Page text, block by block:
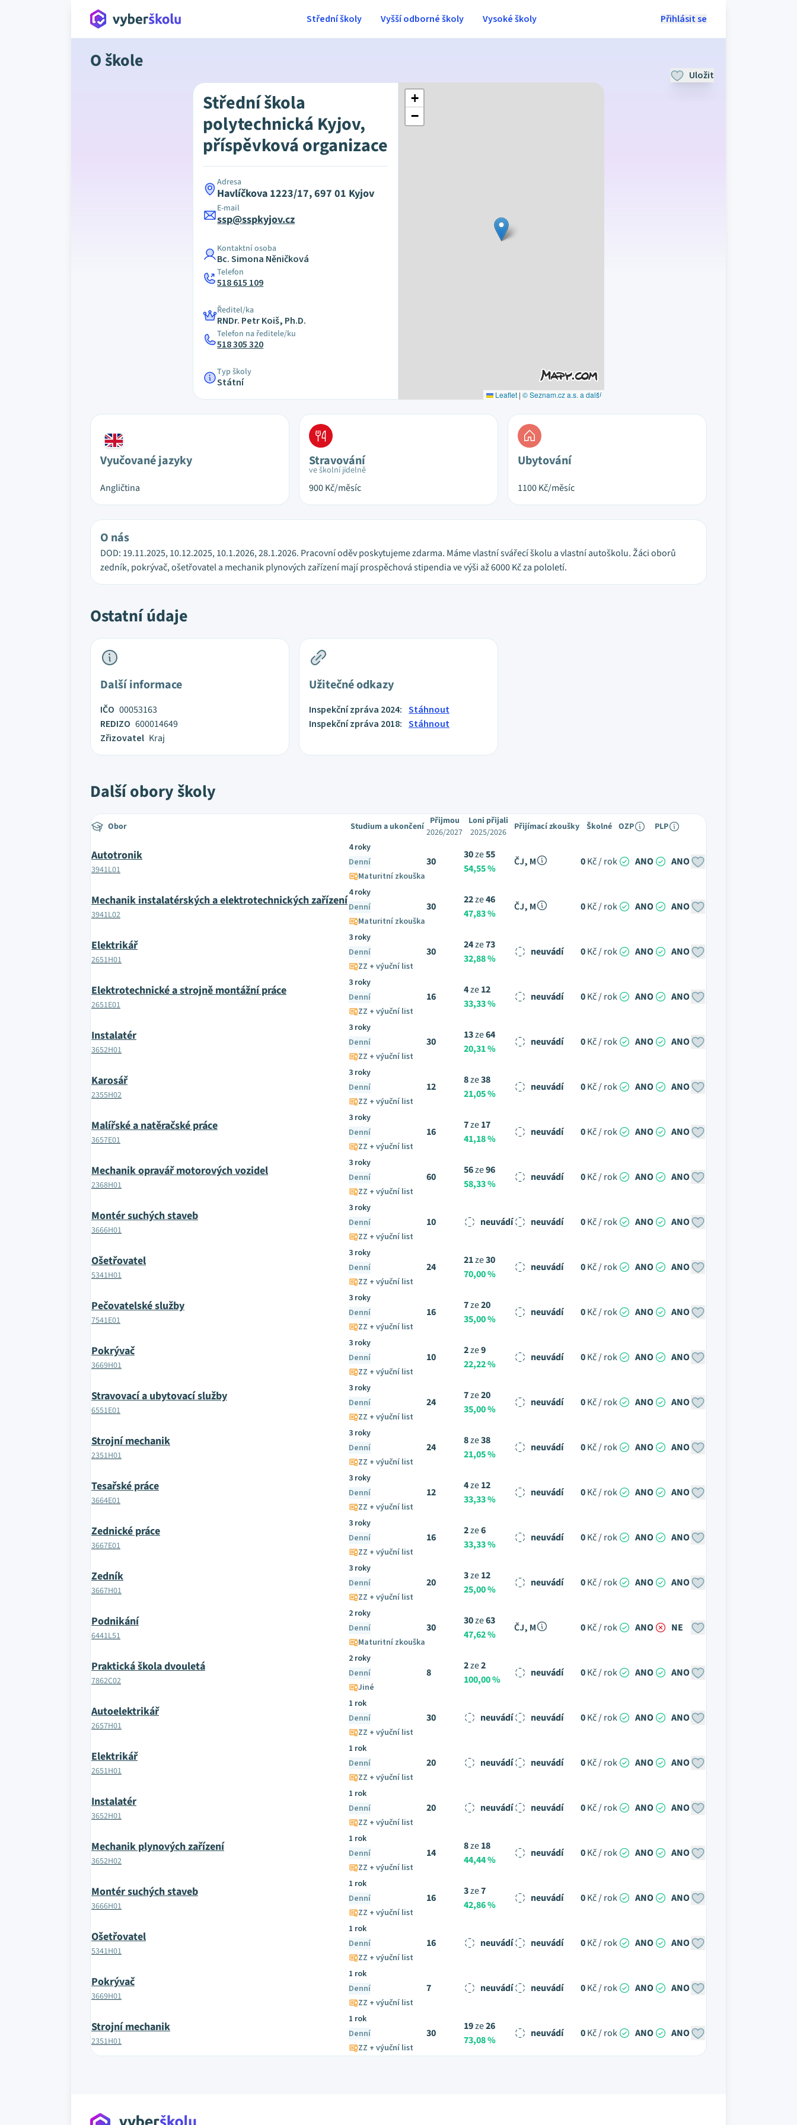
Přihlásit se
Střední školy Vyšší odborné školy Vysoké školy
O škole
Uložit
Střední škola
polytechnická Kyjov,
příspěvková organizace
Adresa
Havlíčkova 1223/17, 697 01 Kyjov
E-mail
ssp@sspkyjov.cz
Kontaktní osoba
Bc. Simona Něničková
Telefon
518 615 109
Ředitel/ka
RNDr. Petr Koiš, Ph.D.
Telefon na ředitele/ku
518 305 320
Typ školy
Státní
+
−
Leaflet | © Seznam.cz a.s. a další
Vyučované jazyky
Angličtina
Stravování
ve školní jídelně
900Kč/měsíc
Ubytování
1100Kč/měsíc
O nás
DOD: 19.11.2025, 10.12.2025, 10.1.2026, 28.1.2026. Pracovní oděv poskytujeme zdarma. Máme vlastní svářecí školu a vlastní autoškolu. Žáci oborů
zedník, pokrývač, ošetřovatel a mechanik plynových zařízení mají prospěchová stipendia ve výši až 6000 Kč za pololetí.
Ostatní údaje
Další informace
IČO 00053163
REDIZO 600014649
Zřizovatel Kraj
Užitečné odkazy
Inspekční zpráva 2024: Stáhnout
Inspekční zpráva 2018: Stáhnout
Další obory školy
Obor Studium a ukončení Přijmou
2026/2027
Loni přijali
2025/2026
Přijímací zkoušky Školné OZP PLP
Autotronik
3941L01
4 roky
Denní
Maturitní zkouška
30
30ze55
54,55 %
ČJ, M 0Kč / rok ANO ANO
Mechanik instalatérských a elektrotechnických zařízení
3941L02
4 roky
Denní
Maturitní zkouška
30
22ze46
47,83 %
ČJ, M 0Kč / rok ANO ANO
Elektrikář
2651H01
3 roky
Denní
ZZ + výuční list
30
24ze73
32,88 %
neuvádí 0Kč / rok ANO ANO
Elektrotechnické a strojně montážní práce
2651E01
3 roky
Denní
ZZ + výuční list
16
4ze12
33,33 %
neuvádí 0Kč / rok ANO ANO
Instalatér
3652H01
3 roky
Denní
ZZ + výuční list
30
13ze64
20,31 %
neuvádí 0Kč / rok ANO ANO
Karosář
2355H02
3 roky
Denní
ZZ + výuční list
12
8ze38
21,05 %
neuvádí 0Kč / rok ANO ANO
Malířské a natěračské práce
3657E01
3 roky
Denní
ZZ + výuční list
16
7ze17
41,18 %
neuvádí 0Kč / rok ANO ANO
Mechanik opravář motorových vozidel
2368H01
3 roky
Denní
ZZ + výuční list
60
56ze96
58,33 %
neuvádí 0Kč / rok ANO ANO
Montér suchých staveb
3666H01
3 roky
Denní
ZZ + výuční list
10 neuvádí neuvádí 0Kč / rok ANO ANO
Ošetřovatel
5341H01
3 roky
Denní
ZZ + výuční list
24
21ze30
70,00 %
neuvádí 0Kč / rok ANO ANO
Pečovatelské služby
7541E01
3 roky
Denní
ZZ + výuční list
16
7ze20
35,00 %
neuvádí 0Kč / rok ANO ANO
Pokrývač
3669H01
3 roky
Denní
ZZ + výuční list
10
2ze9
22,22 %
neuvádí 0Kč / rok ANO ANO
Stravovací a ubytovací služby
6551E01
3 roky
Denní
ZZ + výuční list
24
7ze20
35,00 %
neuvádí 0Kč / rok ANO ANO
Strojní mechanik
2351H01
3 roky
Denní
ZZ + výuční list
24
8ze38
21,05 %
neuvádí 0Kč / rok ANO ANO
Tesařské práce
3664E01
3 roky
Denní
ZZ + výuční list
12
4ze12
33,33 %
neuvádí 0Kč / rok ANO ANO
Zednické práce
3667E01
3 roky
Denní
ZZ + výuční list
16
2ze6
33,33 %
neuvádí 0Kč / rok ANO ANO
Zedník
3667H01
3 roky
Denní
ZZ + výuční list
20
3ze12
25,00 %
neuvádí 0Kč / rok ANO ANO
Podnikání
6441L51
2 roky
Denní
Maturitní zkouška
30
30ze63
47,62 %
ČJ, M 0Kč / rok ANO NE
Praktická škola dvouletá
7862C02
2 roky
Denní
Jiné
8
2ze2
100,00 %
neuvádí 0Kč / rok ANO ANO
Autoelektrikář
2657H01
1 rok
Denní
ZZ + výuční list
30 neuvádí neuvádí 0Kč / rok ANO ANO
Elektrikář
2651H01
1 rok
Denní
ZZ + výuční list
20 neuvádí neuvádí 0Kč / rok ANO ANO
Instalatér
3652H01
1 rok
Denní
ZZ + výuční list
20 neuvádí neuvádí 0Kč / rok ANO ANO
Mechanik plynových zařízení
3652H02
1 rok
Denní
ZZ + výuční list
14
8ze18
44,44 %
neuvádí 0Kč / rok ANO ANO
Montér suchých staveb
3666H01
1 rok
Denní
ZZ + výuční list
16
3ze7
42,86 %
neuvádí 0Kč / rok ANO ANO
Ošetřovatel
5341H01
1 rok
Denní
ZZ + výuční list
16 neuvádí neuvádí 0Kč / rok ANO ANO
Pokrývač
3669H01
1 rok
Denní
ZZ + výuční list
7 neuvádí neuvádí 0Kč / rok ANO ANO
Strojní mechanik
2351H01
1 rok
Denní
ZZ + výuční list
30
19ze26
73,08 %
neuvádí 0Kč / rok ANO ANO